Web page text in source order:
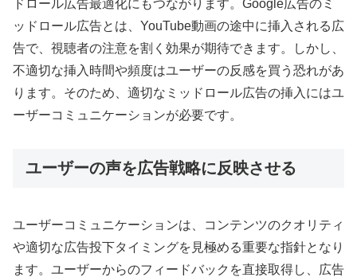
ドロール広告最適化にもつながります。Google広告のミ
ッドロール広告とは、YouTube動画の途中に挿入される広
告で、視聴者の注意を割く効果が期待できます。しかし、
不適切な挿入時間や頻度はユーザーの反感を買う恐れがあ
ります。そのため、適切なミッドロール広告の挿入にはユ
ーザーコミュニケーションが必要です。
ユーザーの声を広告戦略に反映させる
ユーザーコミュニケーションは、コンテンツのクオリティ
や適切な広告投下タイミングを見極める重要な指針となり
ます。ユーザーからのフィードバックを直接取得し、広告